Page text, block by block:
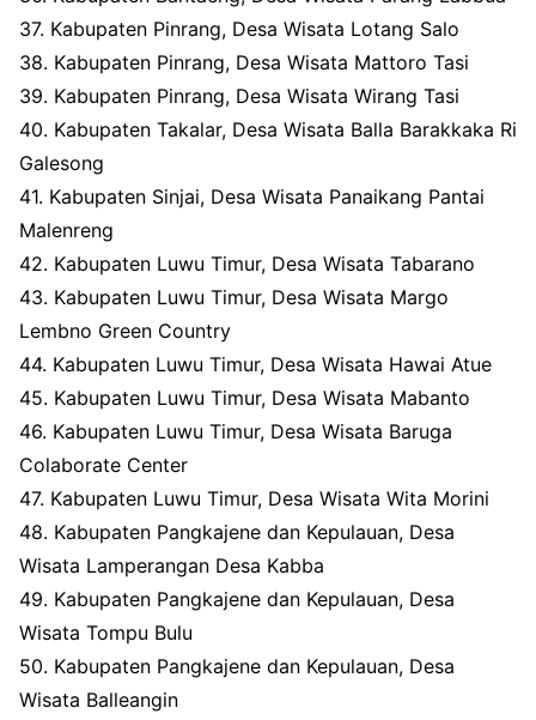
37. Kabupaten Pinrang, Desa Wisata Lotang Salo
38. Kabupaten Pinrang, Desa Wisata Mattoro Tasi
39. Kabupaten Pinrang, Desa Wisata Wirang Tasi
40. Kabupaten Takalar, Desa Wisata Balla Barakkaka Ri
Galesong
41. Kabupaten Sinjai, Desa Wisata Panaikang Pantai
Malenreng
42. Kabupaten Luwu Timur, Desa Wisata Tabarano
43. Kabupaten Luwu Timur, Desa Wisata Margo
Lembno Green Country
44. Kabupaten Luwu Timur, Desa Wisata Hawai Atue
45. Kabupaten Luwu Timur, Desa Wisata Mabanto
46. Kabupaten Luwu Timur, Desa Wisata Baruga
Colaborate Center
47. Kabupaten Luwu Timur, Desa Wisata Wita Morini
48. Kabupaten Pangkajene dan Kepulauan, Desa
Wisata Lamperangan Desa Kabba
49. Kabupaten Pangkajene dan Kepulauan, Desa
Wisata Tompu Bulu
50. Kabupaten Pangkajene dan Kepulauan, Desa
Wisata Balleangin